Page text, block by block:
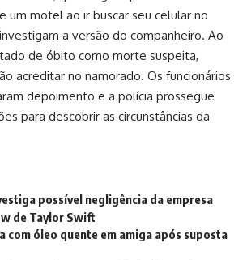
um motel ao ir buscar seu celular no
a versão do companheiro. Ao
de óbito como morte suspeita,
acreditar no namorado. Os funcionários
depoimento e a polícia prossegue
para descobrir as circunstâncias da
possível negligência da empresa
de Taylor Swift
com óleo quente em amiga após suposta